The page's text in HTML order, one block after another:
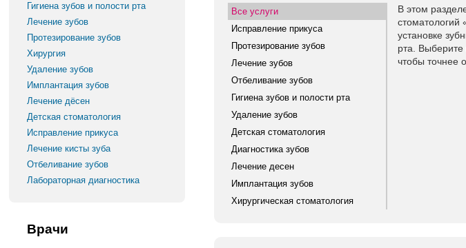
Гигиена зубов и полости рта
Лечение зубов
Протезирование зубов
Хирургия
Удаление зубов
Имплантация зубов
Лечение дёсен
Детская стоматология
Исправление прикуса
Лечение кисты зуба
Отбеливание зубов
Лабораторная диагностика
Врачи
Все услуги
Исправление прикуса
Протезирование зубов
Лечение зубов
Отбеливание зубов
Гигиена зубов и полости рта
Удаление зубов
Детская стоматология
Диагностика зубов
Лечение десен
Имплантация зубов
Хирургическая стоматология
В этом
стоматологий
установке
рта. Выберите
чтобы точнее